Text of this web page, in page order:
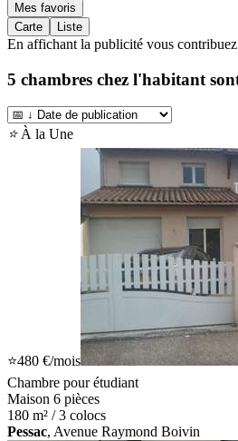
Mes favoris
Carte
Liste
En affichant la publicité vous
5 chambres chez l'habitant
⭐À la Une
⭐480 €/mois
Chambre pour étudiant
Maison 6 pièces
180 m² / 3 colocs
Pessac, Avenue Raymond Boivin